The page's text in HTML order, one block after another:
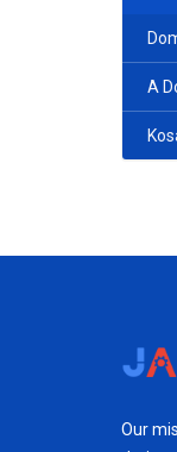
A
Our